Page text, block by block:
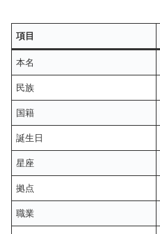
項目
本名
民族
国籍
誕生日
星座
拠点
職業